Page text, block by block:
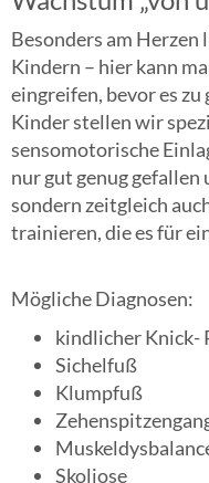
Besonders am Herzen
Kindern – hier kann
eingreifen, bevor es
Kinder stellen wir
sensomotorische
nur gut genug gefallen
sondern zeitgleich
trainieren, die es für
Mögliche Diagnosen:
kindlicher Knick-
Sichelfuß
Klumpfuß
Skoliose